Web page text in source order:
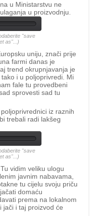
u Ministarstvu ne
u proizvodnju.
"save
as"...)
uniju, znači prije
farmi danas je
trend okrupnjavanja je
i u poljoprivredi. Mi
fale tu provedbeni
sprovesti sad tu
iz raznih
trebali radi lakšeg
"save
as"...)
vidim veliku ulogu
javnim nabavama,
tu cijelu svoju priču
domaću
prema na lokalnom
jači i taj proizvod će